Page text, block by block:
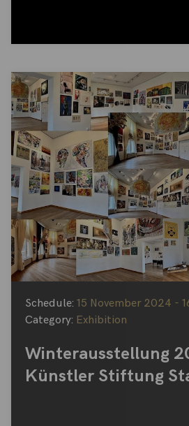
Schedule: 15 November 2024 -
Category: Exhibition
Winterausstellung
Künstler Stiftung